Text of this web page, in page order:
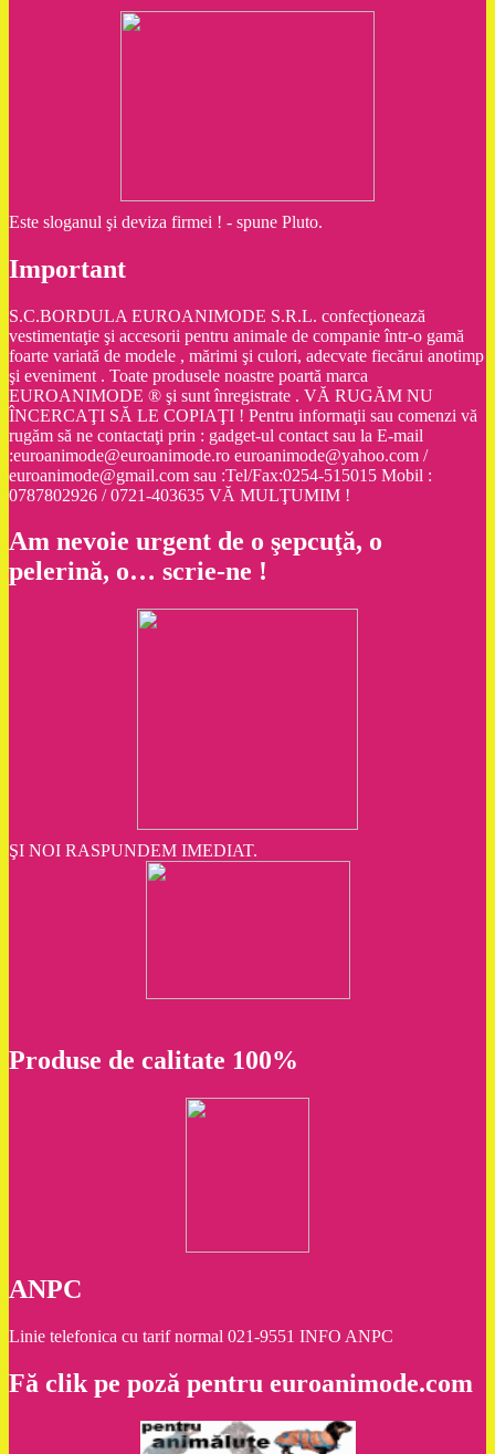
Este sloganul şi deviza firmei ! - spune Pluto.
Important
S.C.BORDULA EUROANIMODE S.R.L. confecţionează
vestimentaţie şi accesorii pentru animale de companie într-o gamă
foarte variată de modele , mărimi şi culori, adecvate fiecărui anotimp
şi eveniment . Toate produsele noastre poartă marca
EUROANIMODE ® şi sunt înregistrate . VĂ RUGĂM NU
ÎNCERCAŢI SĂ LE COPIAŢI ! Pentru informaţii sau comenzi vă
rugăm să ne contactaţi prin : gadget-ul contact sau la E-mail
:euroanimode@euroanimode.ro euroanimode@yahoo.com /
euroanimode@gmail.com sau :Tel/Fax:0254-515015 Mobil :
0787802926 / 0721-403635 VĂ MULŢUMIM !
Am nevoie urgent de o şepcuţă, o
pelerină, o… scrie-ne !
ŞI NOI RASPUNDEM IMEDIAT.
Produse de calitate 100%
ANPC
Linie telefonica cu tarif normal 021-9551 INFO ANPC
Fă clik pe poză pentru euroanimode.com